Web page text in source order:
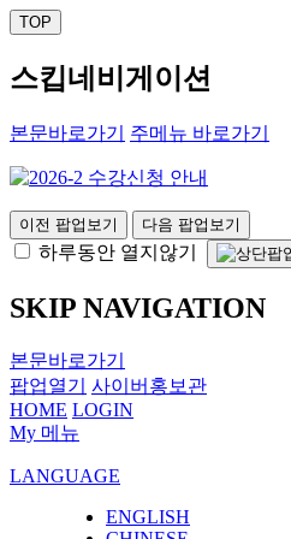
TOP
스킵네비게이션
본문바로가기 주메뉴 바로가기
이전 팝업보기 다음 팝업보기
하루동안 열지않기
SKIP NAVIGATION
본문바로가기
팝업열기
사이버홍보관
HOME LOGIN
My 메뉴
LANGUAGE
ENGLISH